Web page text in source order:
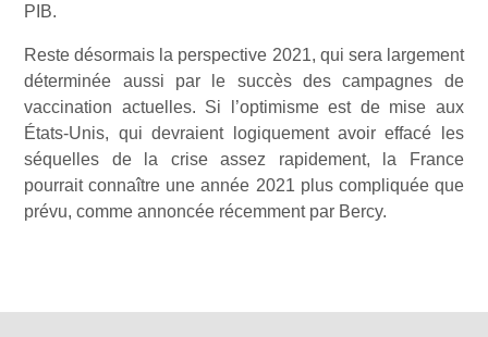
PIB.
Reste désormais la perspective 2021, qui sera largement
déterminée aussi par le succès des campagnes de
vaccination actuelles. Si l’optimisme est de mise aux
États-Unis, qui devraient logiquement avoir effacé les
séquelles de la crise assez rapidement, la France
pourrait connaître une année 2021 plus compliquée que
prévu, comme annoncée récemment par Bercy.